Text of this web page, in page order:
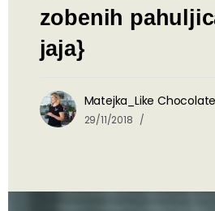
zobenih
jaja}
Matejka_Like Chocolate
29/11/2018